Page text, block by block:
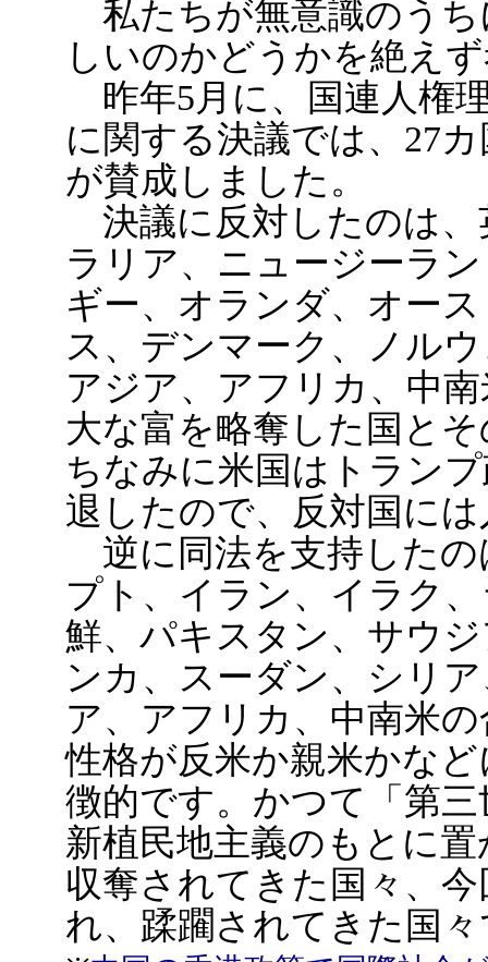
私たちが無意識のうち
しいのかどうかを絶え
昨年5月に、国連人権
に関する決議では、27
が賛成しました。
決議に反対したのは、
ラリア、ニュージーラ
ギー、オランダ、オー
ス、デンマーク、ノル
アジア、アフリカ、中
大な富を略奪した国と
ちなみに米国はトラン
退したので、反対国に
逆に同法を支持したの
プト、イラン、イラク
鮮、パキスタン、サウ
ンカ、スーダン、シリ
ア、アフリカ、中南米
性格が反米か親米かな
徴的です。かつて「第
新植民地主義のもとに
収奪されてきた国々、
れ、蹂躙されてきた国